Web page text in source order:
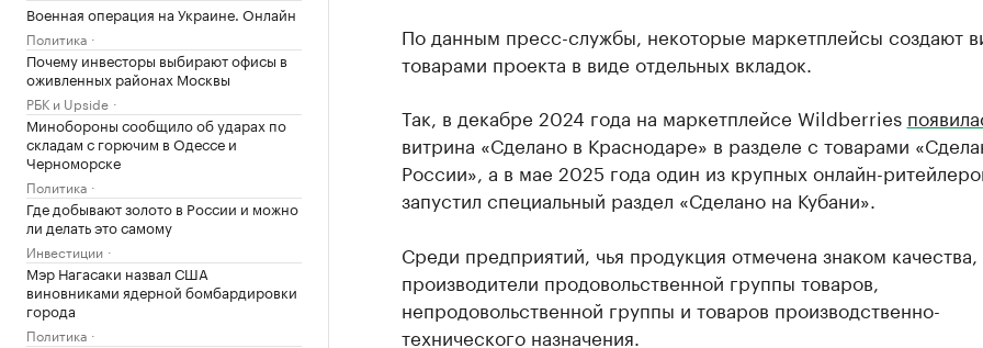
Военная операция на Украине. Онлайн
Политика
Почему инвесторы выбирают офисы в
оживленных районах Москвы
РБК и Upside
Минобороны сообщило об ударах по
складам с горючим в Одессе и
Черноморске
Политика
Где добывают золото в России и можно
ли делать это самому
Инвестиции
Мэр Нагасаки назвал США
виновниками ядерной бомбардировки
города
Политика
По данным пресс-службы, некоторые маркетплейсы создают
товарами проекта в виде отдельных вкладок.
Так, в декабре 2024 года на маркетплейсе Wildberries
витрина «Сделано в Краснодаре» в разделе с товарами
России», а в мае 2025 года один из крупных онлайн-
запустил специальный раздел «Сделано на Кубани».
Среди предприятий, чья продукция отмечена знаком качества,
производители продовольственной группы товаров,
непродовольственной группы и товаров производственно-
технического назначения.